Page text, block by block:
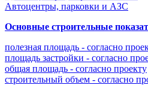
Автоцентры, парковки и АЗС
Основные строительные
полезная площадь - согласно
площадь застройки - согласно
общая площадь - согласно проекту
строительный объем - согласно